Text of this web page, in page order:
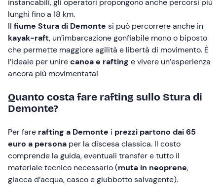
instancabili, gli operatori propongono anche percorsi più
lunghi fino a 18 km.
Il fiume Stura di Demonte si può percorrere anche in
kayak-raft, un’imbarcazione gonfiabile mono o biposto
che permette maggiore agilità e libertà di movimento. È
l’ideale per unirecanoa e rafting e vivere un’esperienza
ancora più movimentata!
Quanto costa fare rafting sullo Stura di
Demonte?
Per fare rafting a Demonte i prezzi partono dai 65
euro a persona per la discesa classica. Il costo
comprende la guida, eventuali transfer e tutto il
materiale tecnico necessario (muta in neoprene,
giacca d’acqua, casco e giubbotto salvagente).